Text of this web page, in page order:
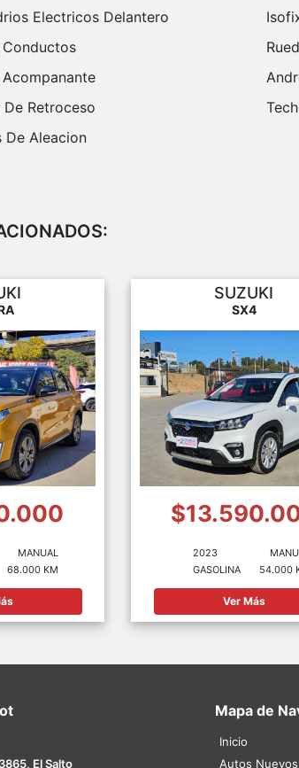
Electricos Delantero
De Retroceso
De Aleacion
MANUAL
68.000 KM
SUZUKI
SX4
2023
GASOLINA
54.000
Ver Más
El Salto
Mapa de
Inicio
Autos Nuevos